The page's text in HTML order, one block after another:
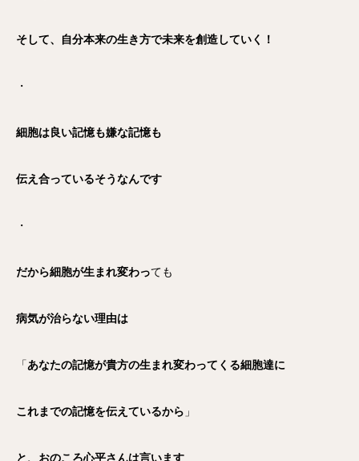
そして、自分本来の生き方で未来を創造していく！
・
細胞は良い記憶も嫌な記憶も
伝え合っているそうなんです
・
だから細胞が生まれ変わっても
病気が治らない理由は
「 あなたの記憶が貴方の生まれ変わってくる細胞達に
これまでの記憶を伝えているから 」
と、おのころ心平さんは言います